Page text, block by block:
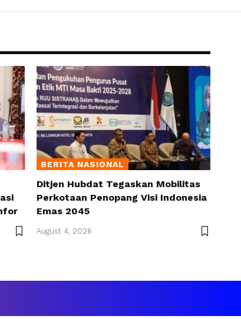
BERITA NASIONAL
Ditjen Hubdat Tegaskan Mobilitas
Perkotaan Penopang Visi Indonesia
Emas 2045
August 4, 2026